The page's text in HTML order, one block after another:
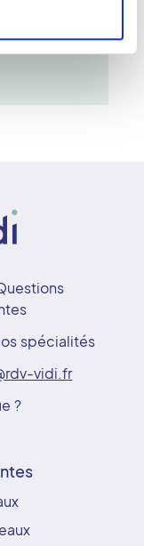
outil
le suivi du
spécialités
vidi.fr
?